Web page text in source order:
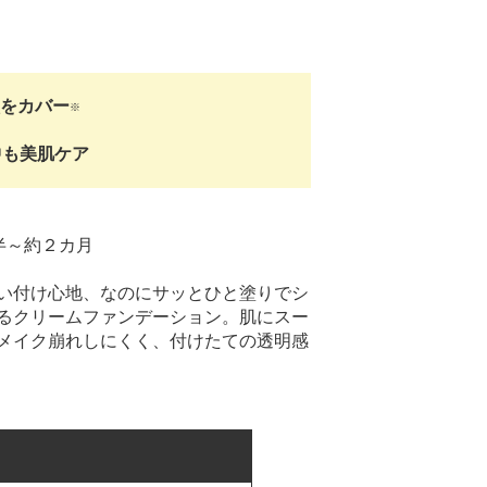
カバー※
美肌ケア
約２カ月
付け心地、なのにサッとひと塗りでシ
クリームファンデーション。肌にスー
イク崩れしにくく、付けたての透明感